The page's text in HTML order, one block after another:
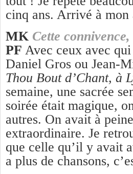
cinq ans. Arrivé à
MK Cette
PF Avec ceux avec
Daniel Gros ou Jean-
Thou Bout d’Chant, à
semaine, une sacrée
soirée était magique,
autres. On avait à
extraordinaire. Je
que celle qu’il y avait
a plus de chansons,